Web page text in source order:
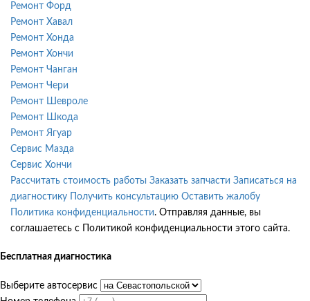
Ремонт Форд
Ремонт Хавал
Ремонт Хонда
Ремонт Хончи
Ремонт Чанган
Ремонт Чери
Ремонт Шевроле
Ремонт Шкода
Ремонт Ягуар
Сервис Мазда
Сервис Хончи
Рассчитать стоимость работы Заказать запчасти Записаться на
диагностику
Получить консультацию Оставить жалобу
Политика конфиденциальности. Отправляя данные, вы
соглашаетесь с Политикой конфиденциальности этого сайта.
Бесплатная диагностика
Выберите автосервис